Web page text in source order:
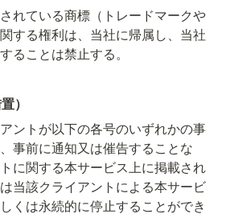
れている商標（トレードマークや
する権利は、当社に帰属し、当社
ることは禁止する。
）
ントが以下の各号のいずれかの事
事前に通知又は催告することな
に関する本サービス上に掲載され
当該クライアントによる本サービ
くは永続的に停止することができ